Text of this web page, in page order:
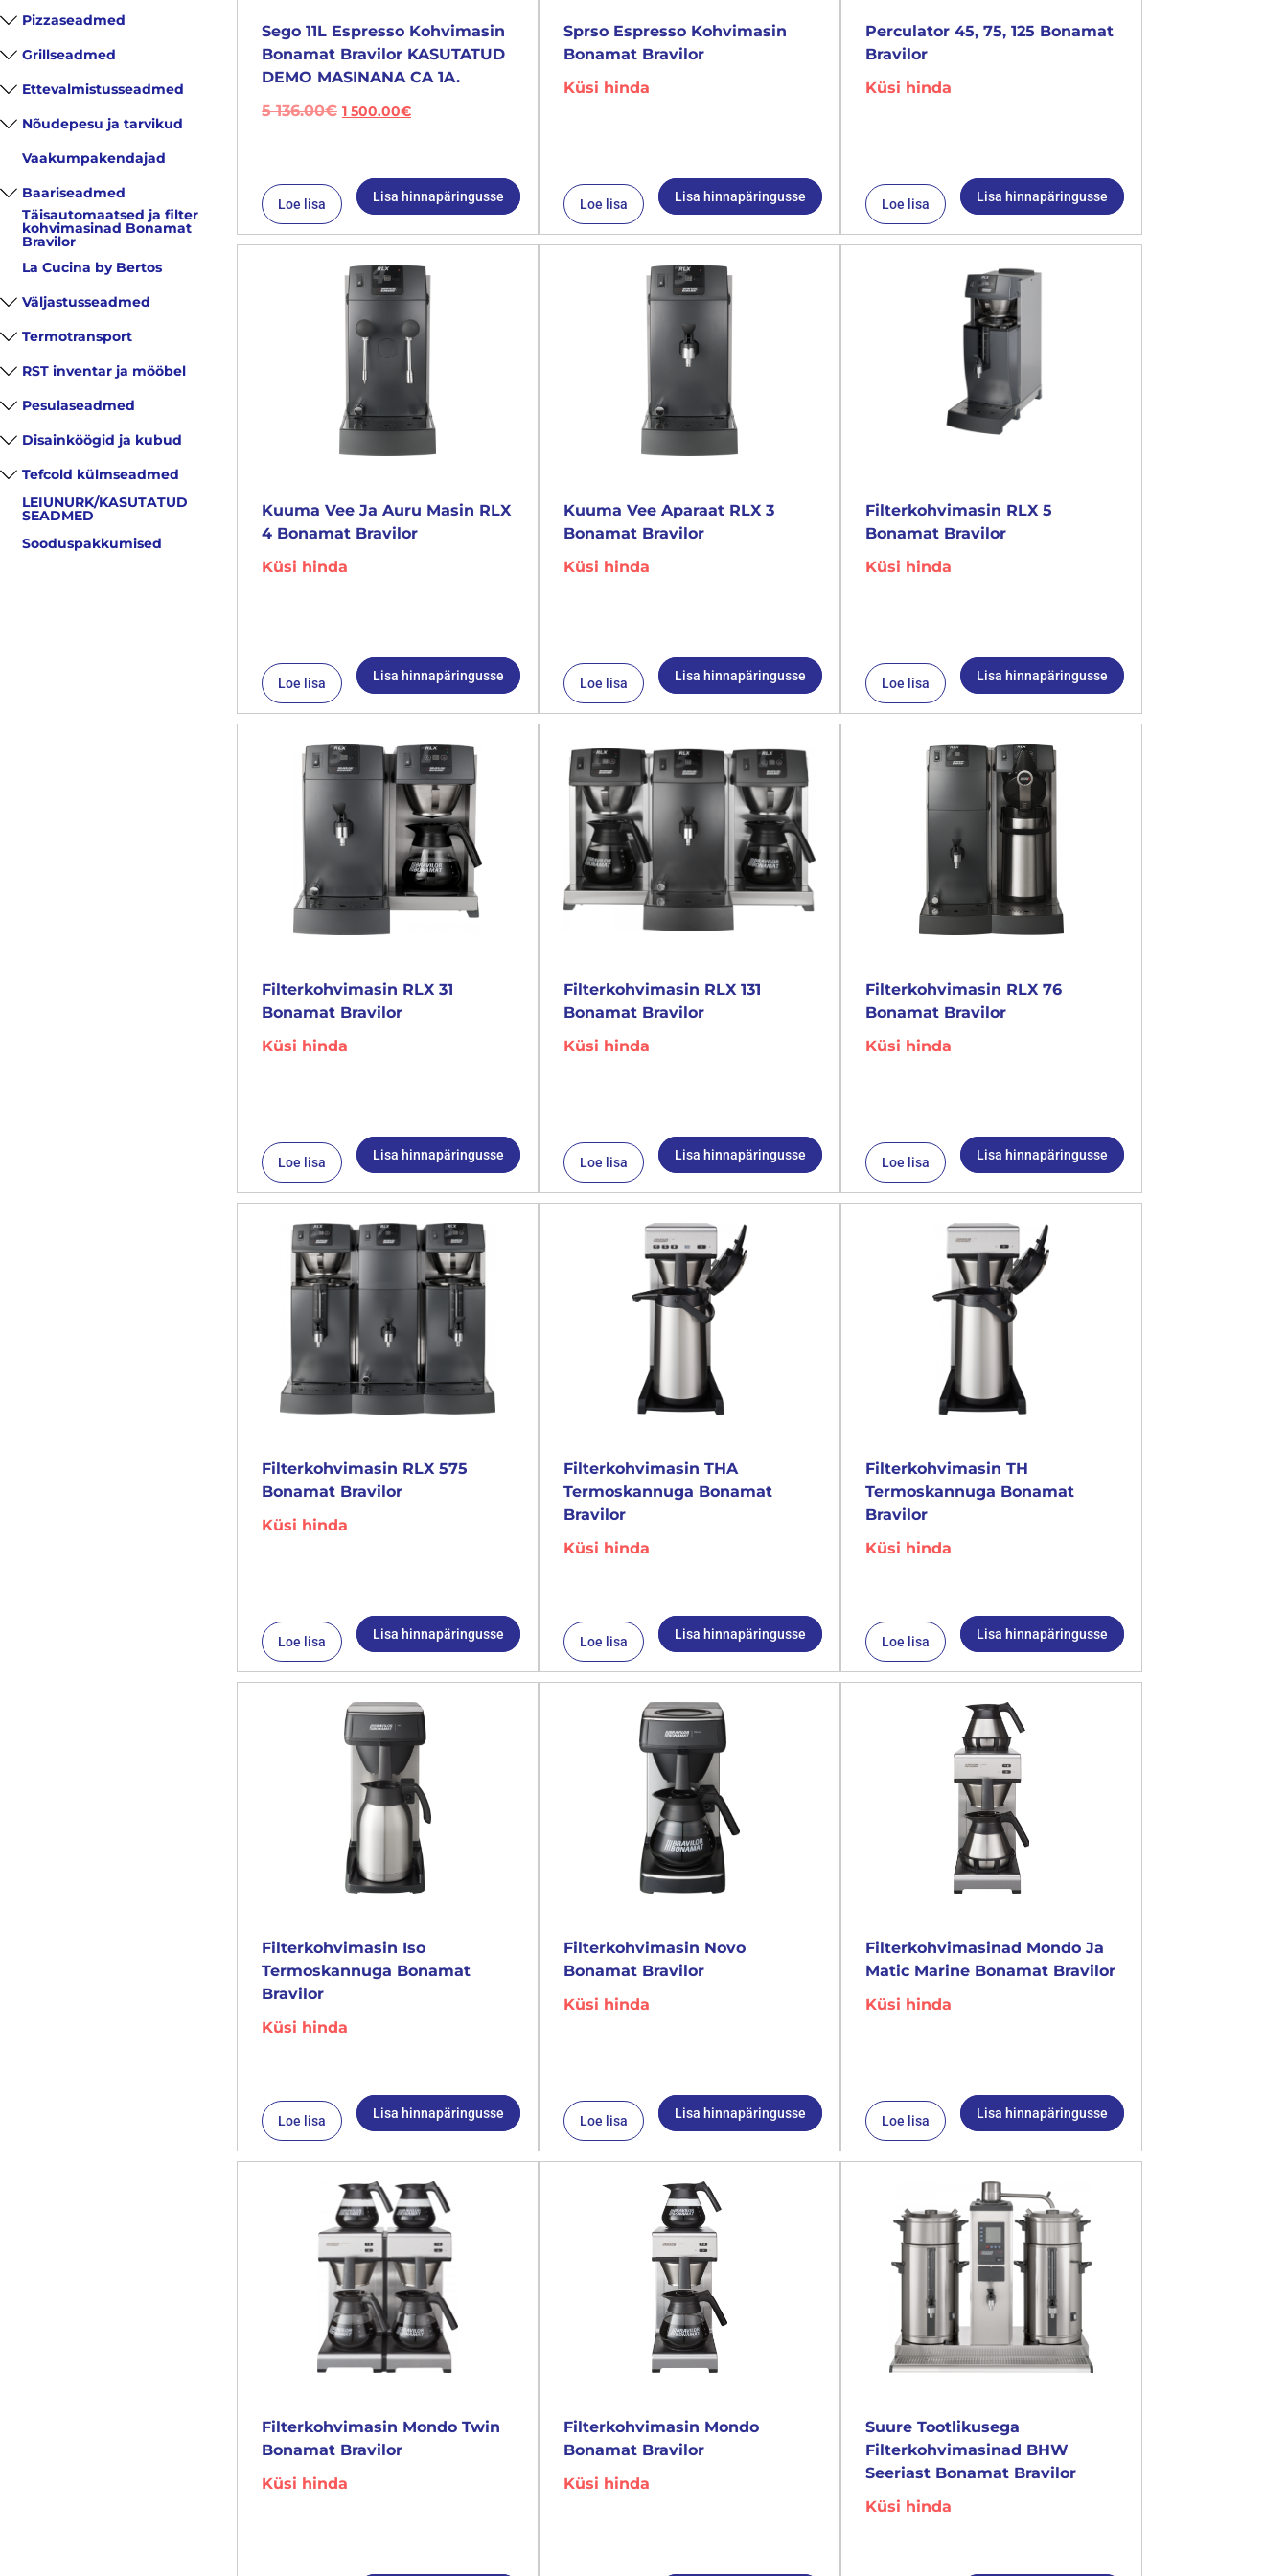
Pizzaseadmed
Grillseadmed
Ettevalmistusseadmed
Nõudepesu ja tarvikud
Vaakumpakendajad
Baariseadmed
Täisautomaatsed ja filter
kohvimasinad Bonamat
Bravilor
La Cucina by Bertos
Väljastusseadmed
Termotransport
RST inventar ja mööbel
Pesulaseadmed
Disainköögid ja kubud
Tefcold külmseadmed
LEIUNURK/KASUTATUD
SEADMED
Sooduspakkumised
Sego 11L Espresso Kohvimasin
Bonamat Bravilor KASUTATUD
DEMO MASINANA CA 1A.
5 136.00€ 1 500.00€
Loe lisa Lisa hinnapäringusse
Sprso Espresso Kohvimasin
Bonamat Bravilor
Küsi hinda
Loe lisa Lisa hinnapäringusse
Perculator 45, 75, 125 Bonamat
Bravilor
Küsi hinda
Loe lisa Lisa hinnapäringusse
Kuuma Vee Ja Auru Masin RLX
4 Bonamat Bravilor
Küsi hinda
Loe lisa Lisa hinnapäringusse
Kuuma Vee Aparaat RLX 3
Bonamat Bravilor
Küsi hinda
Loe lisa Lisa hinnapäringusse
Filterkohvimasin RLX 5
Bonamat Bravilor
Küsi hinda
Loe lisa Lisa hinnapäringusse
Filterkohvimasin RLX 31
Bonamat Bravilor
Küsi hinda
Loe lisa Lisa hinnapäringusse
Filterkohvimasin RLX 131
Bonamat Bravilor
Küsi hinda
Loe lisa Lisa hinnapäringusse
Filterkohvimasin RLX 76
Bonamat Bravilor
Küsi hinda
Loe lisa Lisa hinnapäringusse
Filterkohvimasin RLX 575
Bonamat Bravilor
Küsi hinda
Loe lisa Lisa hinnapäringusse
Filterkohvimasin THA
Termoskannuga Bonamat
Bravilor
Küsi hinda
Loe lisa Lisa hinnapäringusse
Filterkohvimasin TH
Termoskannuga Bonamat
Bravilor
Küsi hinda
Loe lisa Lisa hinnapäringusse
Filterkohvimasin Iso
Termoskannuga Bonamat
Bravilor
Küsi hinda
Loe lisa Lisa hinnapäringusse
Filterkohvimasin Novo
Bonamat Bravilor
Küsi hinda
Loe lisa Lisa hinnapäringusse
Filterkohvimasinad Mondo Ja
Matic Marine Bonamat Bravilor
Küsi hinda
Loe lisa Lisa hinnapäringusse
Filterkohvimasin Mondo Twin
Bonamat Bravilor
Küsi hinda
Filterkohvimasin Mondo
Bonamat Bravilor
Küsi hinda
Suure Tootlikusega
Filterkohvimasinad BHW
Seeriast Bonamat Bravilor
Küsi hinda